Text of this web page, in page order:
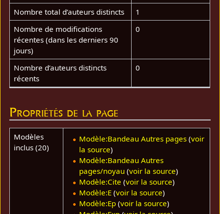
Nombre total d’auteurs distincts
1
Nombre de modifications
récentes (dans les derniers 90
jours)
0
Nombre d’auteurs distincts
récents
0
Propriétés de la page
Modèles
inclus (20)
Modèle:Bandeau Autres pages (voir
la source)
Modèle:Bandeau Autres
pages/noyau (voir la source)
Modèle:Cite (voir la source)
Modèle:E (voir la source)
Modèle:Ep (voir la source)